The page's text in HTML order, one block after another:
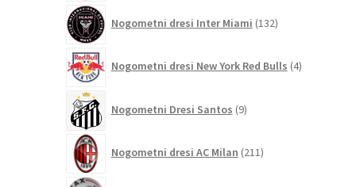
Nogometni dresi Inter Miami 132izdelkov
Nogometni dresi New York Red Bulls 4izdelki
Nogometni Dresi Santos 9izdelkov
Nogometni dresi AC Milan 211izdelkov